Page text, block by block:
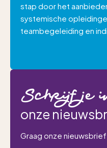
stap door het
systemische
teambegeleiding en
Schrijf je
onze
Graag onze